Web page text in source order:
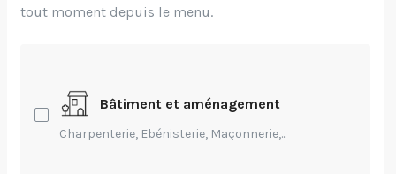
Création,
ludique pour former
à l'hybridation
tout moment depuis le menu.
Bâtiment et aménagement
Charpenterie, Ebénisterie, Maçonnerie,...